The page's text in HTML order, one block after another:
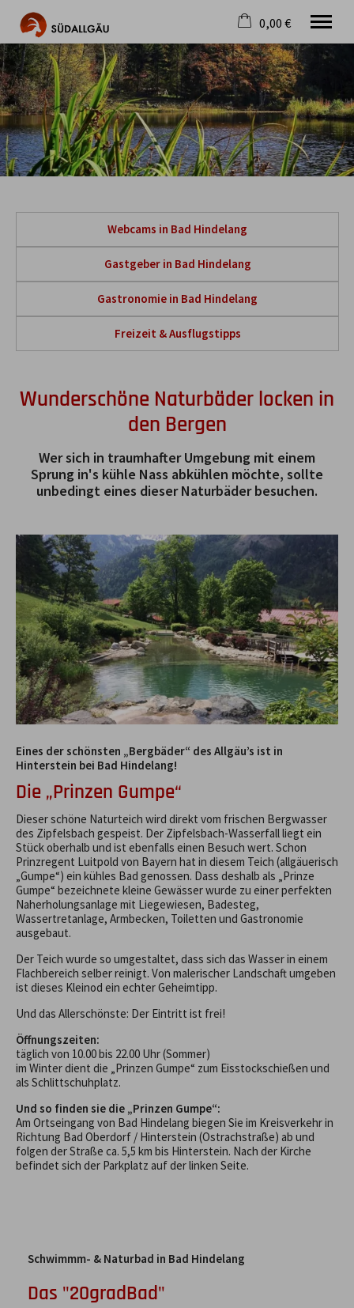
Die schönste Seite im Allgäu
Aktuell
Destination
Gastgeber
Gastronomie
Wandern
0,00 €
Warenkorb ist leer
Webcams in Bad Hindelang
Gastgeber in Bad Hindelang
Gastronomie in Bad Hindelang
Freizeit & Ausflugstipps
Wunderschöne Naturbäder locken in
den Bergen
Wer sich in traumhafter Umgebung mit einem
Sprung in's kühle Nass abkühlen möchte, sollte
unbedingt eines dieser Naturbäder besuchen.
Eines der schönsten „Bergbäder“ des Allgäu’s ist in
Hinterstein bei Bad Hindelang!
Die „Prinzen Gumpe“
Dieser schöne Naturteich wird direkt vom frischen Bergwasser
des Zipfelsbach gespeist. Der Zipfelsbach-Wasserfall liegt ein
Stück oberhalb und ist ebenfalls einen Besuch wert. Schon
Prinzregent Luitpold von Bayern hat in diesem Teich (allgäuerisch
„Gumpe“) ein kühles Bad genossen. Dass deshalb als „Prinze
Gumpe“ bezeichnete kleine Gewässer wurde zu einer perfekten
Naherholungsanlage mit Liegewiesen, Badesteg,
Wassertretanlage, Armbecken, Toiletten und Gastronomie
ausgebaut.
Der Teich wurde so umgestaltet, dass sich das Wasser in einem
Flachbereich selber reinigt. Von malerischer Landschaft umgeben
ist dieses Kleinod ein echter Geheimtipp.
Und das Allerschönste: Der Eintritt ist frei!
Öffnungszeiten:
täglich von 10.00 bis 22.00 Uhr (Sommer)
im Winter dient die „Prinzen Gumpe“ zum Eisstockschießen und
als Schlittschuhplatz.
Und so finden sie die „Prinzen Gumpe“:
Am Ortseingang von Bad Hindelang biegen Sie im Kreisverkehr in
Richtung Bad Oberdorf / Hinterstein (Ostrachstraße) ab und
folgen der Straße ca. 5,5 km bis Hinterstein. Nach der Kirche
befindet sich der Parkplatz auf der linken Seite.
Schwimmm- & Naturbad in Bad Hindelang
Das "20gradBad"